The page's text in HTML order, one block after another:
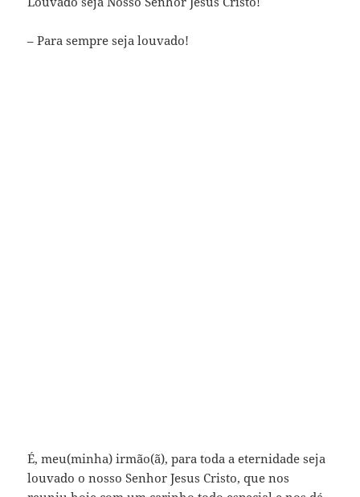
– Para sempre seja louvado!
É, meu(minha) irmão(ã), para toda a eternidade seja
louvado o nosso Senhor Jesus Cristo, que nos